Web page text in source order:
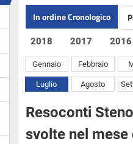
In ordine Cronologico
2018 2017 2016
Gennaio Febbraio
Luglio Agosto
Resoconti
svolte nel